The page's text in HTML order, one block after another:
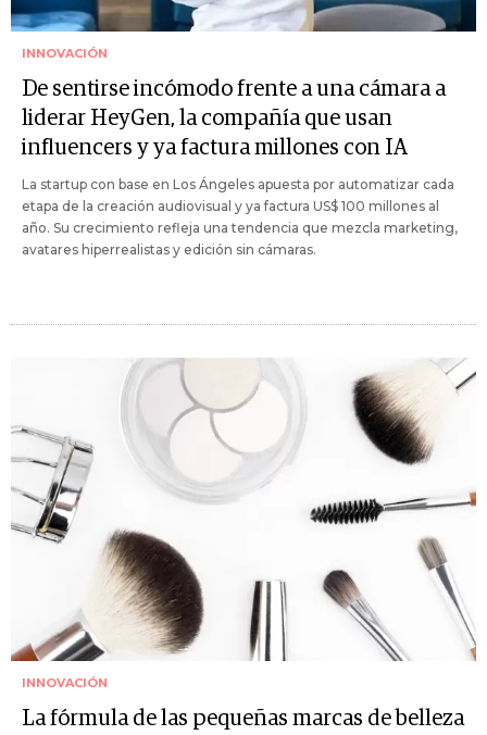
INNOVACIÓN
De sentirse incómodo frente a una cámara a
liderar HeyGen, la compañía que usan
influencers y ya factura millones con IA
La startup con base en Los Ángeles apuesta por automatizar cada
etapa de la creación audiovisual y ya factura US$ 100 millones al
año. Su crecimiento refleja una tendencia que mezcla marketing,
avatares hiperrealistas y edición sin cámaras.
INNOVACIÓN
La fórmula de las pequeñas marcas de belleza